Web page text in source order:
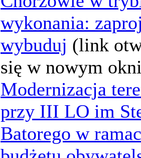
wykonania:
wybuduj (link
się w nowym
Modernizacja
przy III LO im
Batorego w